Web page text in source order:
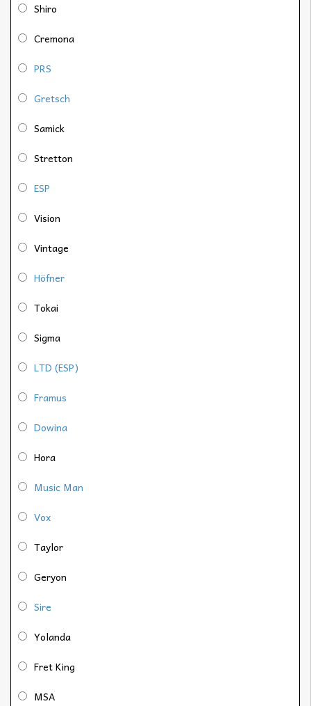
Shiro
Cremona
PRS
Gretsch
Samick
Stretton
ESP
Vision
Vintage
Höfner
Tokai
Sigma
LTD (ESP)
Framus
Dowina
Hora
Music Man
Vox
Taylor
Geryon
Sire
Yolanda
Fret King
MSA